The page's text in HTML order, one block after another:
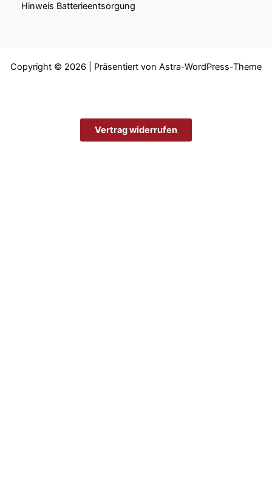
Hinweis Batterieentsorgung
Copyright © 2026 | Präsentiert von Astra-WordPress-Theme
Vertrag widerrufen